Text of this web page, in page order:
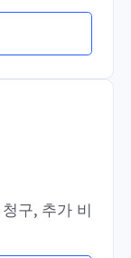
구, 추가 비